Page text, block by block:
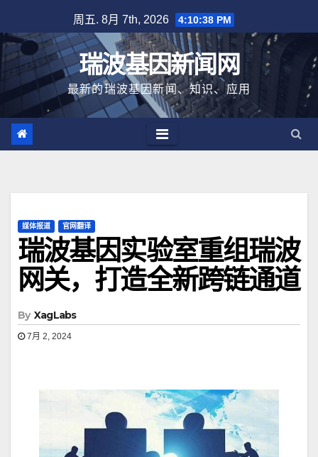
至
内
周五. 8月 7th, 2026 4:10:38 PM
瑞波基因新闻网
最新的瑞波基因新闻、知识、应用
媒体报道 官网翻译
瑞波基因实验室重组瑞波
网关，打造全新跨链通道
By XagLabs
7月 2, 2024